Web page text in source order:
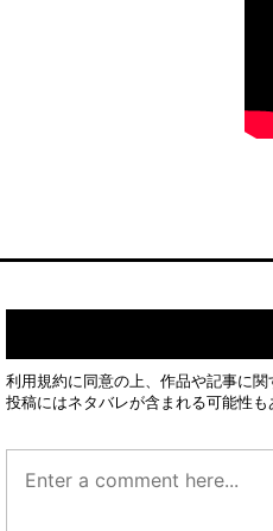
利用規約に同意の上、作品や記事に関
投稿にはネタバレが含まれる可能性も